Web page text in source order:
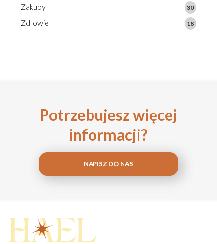
Zakupy 30
Zdrowie 18
Potrzebujesz więcej
informacji?
NAPISZ DO NAS